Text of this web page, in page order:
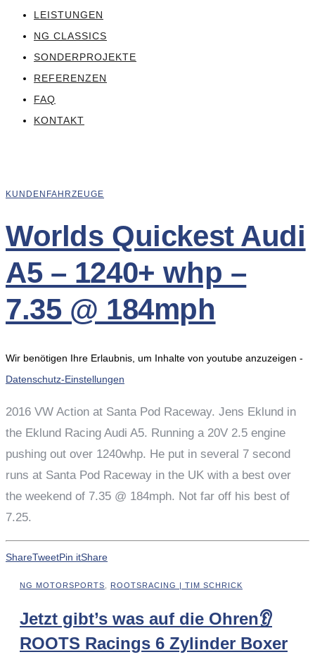
LEISTUNGEN
NG CLASSICS
SONDERPROJEKTE
REFERENZEN
FAQ
KONTAKT
KUNDENFAHRZEUGE
Worlds Quickest Audi
A5 – 1240+ whp –
7.35 @ 184mph
Wir benötigen Ihre Erlaubnis, um Inhalte von youtube anzuzeigen -
Datenschutz-Einstellungen
2016 VW Action at Santa Pod Raceway. Jens Eklund in
the Eklund Racing Audi A5. Running a 20V 2.5 engine
pushing out over 1240whp. He put in several 7 second
runs at Santa Pod Raceway in the UK with a best over
the weekend of 7.35 @ 184mph. Not far off his best of
7.25.
ShareTweetPin itShare
NG MOTORSPORTS ROOTSRACING | TIM SCHRICK
Jetzt gibt’s was auf die Ohren👂
ROOTS Racings 6 Zylinder Boxer